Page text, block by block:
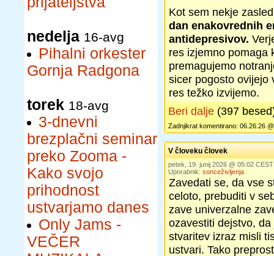
nedelja 16-avg
Pihalni orkester
Gornja Radgona
torek 18-avg
3-dnevni
brezplačni seminar
preko Zooma -
Kako svojo
prihodnost
ustvarjamo danes
Only Jams -
VEČER
Kot sem nekje
dan enakovrednih
antidepresivov.
res izjemno pomaga
premagujemo
sicer pogosto ovijejo
res težko izvijemo.
Beri dalje (397
Zadnjikrat komentirano: 06.26.26
V človeku človek
petek, 19. junij 2026 @ 05:02 CEST
Uporabnik: sonceživljenja
Zavedati se, da vse
celoto, prebuditi v
zave univerzalne
ozavestiti dejstvo, da
stvaritev izraz misli
ustvari. Tako